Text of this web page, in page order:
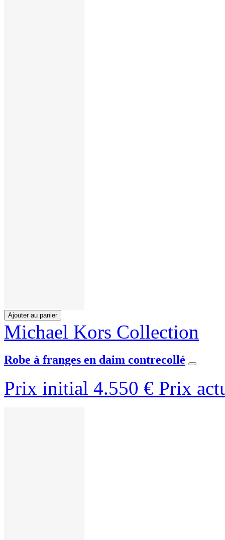
Ajouter au panier
Michael Kors Collection
Robe à franges en daim contrecollé
Prix initial 4.550 € Prix